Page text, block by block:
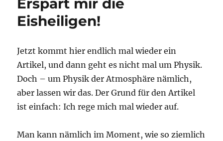
Erspart mir die
Eisheiligen!
Jetzt kommt hier endlich mal wieder ein
Artikel, und dann geht es nicht mal um Physik.
Doch – um Physik der Atmosphäre nämlich,
aber lassen wir das. Der Grund für den Artikel
ist einfach: Ich rege mich mal wieder auf.
Man kann nämlich im Moment, wie so ziemlich